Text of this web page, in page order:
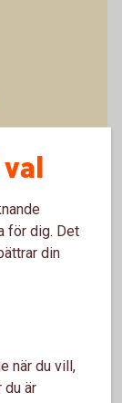
för dig. Det
din
när du vill,
du är